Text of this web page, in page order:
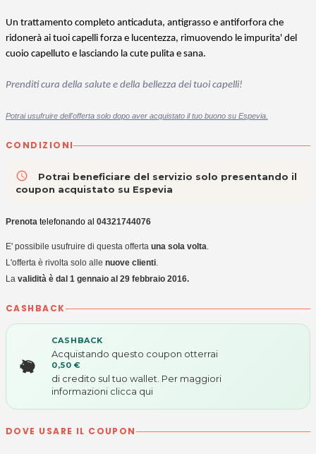
Un trattamento completo anticaduta, antigrasso e antiforfora che
ridonerà ai tuoi capelli forza e lucentezza, rimuovendo le impurita' del
cuoio capelluto e lasciando la cute pulita e sana.
Prenditi cura della salute e della bellezza dei tuoi capelli!
Potrai usufruire dell'offerta solo dopo aver acquistato il tuo buono su Espevia.
CONDIZIONI
access_time
Potrai beneficiare del servizio solo presentando il
coupon acquistato su Espevia
Prenota telefonando al 04321744076
E' possibile usufruire di questa offerta una sola volta.
L'offerta è rivolta solo alle nuove clienti.
La validità è dal 1 gennaio al 29 febbraio 2016.
CASHBACK
CASHBACK
Acquistando questo coupon otterrai
0,50 €
di credito sul tuo wallet. Per maggiori
informazioni clicca qui
DOVE USARE IL COUPON